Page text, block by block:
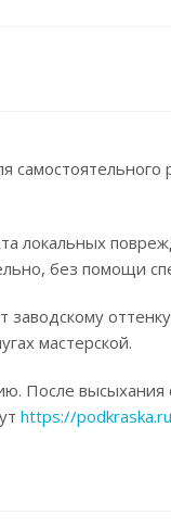
локальных
без помощи
мастерской.
После
https://